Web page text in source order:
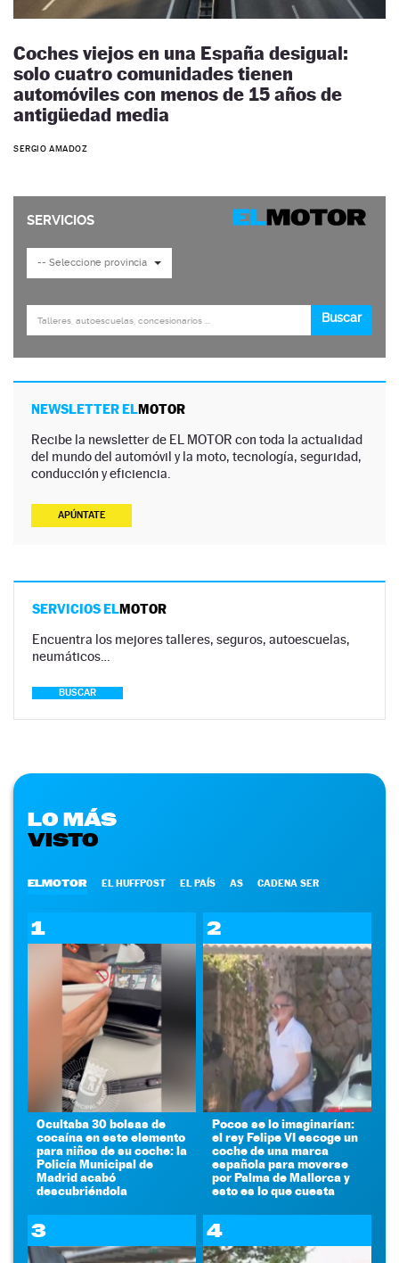
Coches viejos en una España desigual:
solo cuatro comunidades tienen
automóviles con menos de 15 años de
antigüedad media
SERGIO AMADOZ
NEWSLETTER ELMOTOR
Recibe la newsletter de EL MOTOR con toda la actualidad
del mundo del automóvil y la moto, tecnología, seguridad,
conducción y eficiencia.
APÚNTATE
SERVICIOS ELMOTOR
Encuentra los mejores talleres, seguros, autoescuelas,
neumáticos…
BUSCAR
LO MÁS
VISTO
ELMOTOR EL HUFFPOST EL PAÍS AS CADENA SER
1
Ocultaba 30 bolsas de
cocaína en este elemento
para niños de su coche: la
Policía Municipal de
Madrid acabó
descubriéndola
2
Pocos se lo imaginarían:
el rey Felipe VI escoge un
coche de una marca
española para moverse
por Palma de Mallorca y
esto es lo que cuesta
3 4